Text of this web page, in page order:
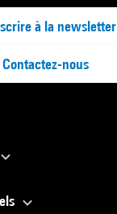
à la newsletter
Contactez-nous